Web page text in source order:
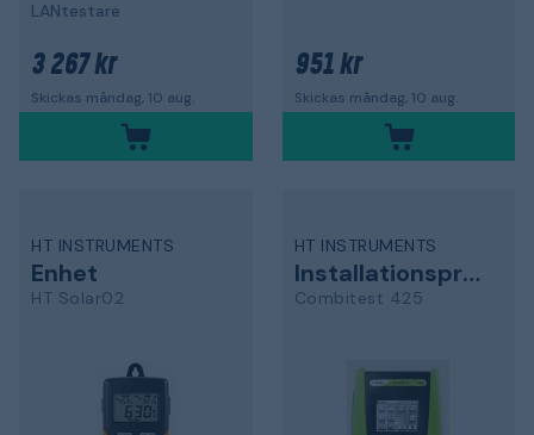
LANtestare
3 267 kr
Skickas måndag, 10 aug.
951 kr
Skickas måndag, 10 aug.
HT INSTRUMENTS
Enhet
HT Solar02
HT INSTRUMENTS
Installationsprovare
Combitest 425